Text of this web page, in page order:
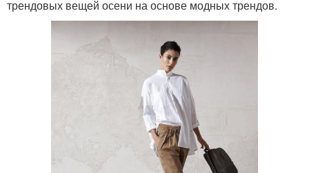
трендовых вещей осени на основе модных трендов.